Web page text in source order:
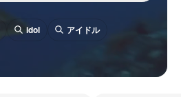
idol アイドル